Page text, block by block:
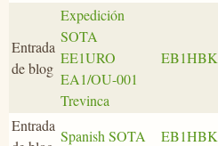
Entrada
de blog
Expedición
SOTA
EE1URO
EA1/OU-001
Trevinca
EB1HBK
Entrada
Spanish SOTA EB1HBK